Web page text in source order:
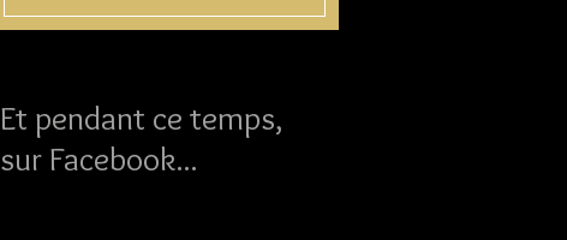
Et pendant ce temps,
sur Facebook...